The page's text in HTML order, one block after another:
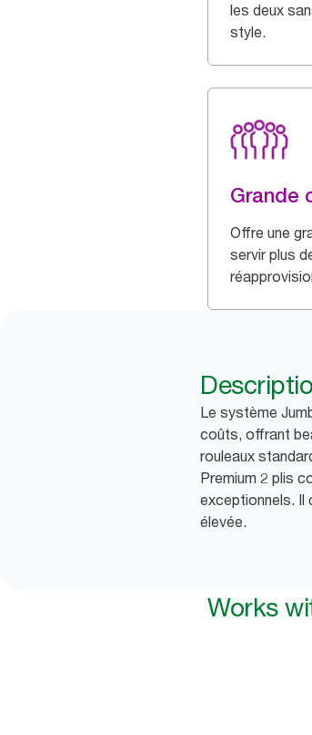
les deux
style.
Grande
Offre une
servir plus
Le système
coûts, offrant
rouleaux
Premium 2 plis
exceptionnels. Il
élevée.
Works